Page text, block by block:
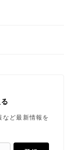
ど最新情報を